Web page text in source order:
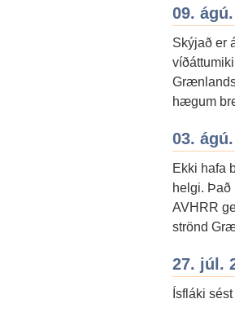
09.
Skýjað er
hægum
03.
Ekki hafa
helgi. Það
AVHRR
strönd
27. júl.
Ísfláki